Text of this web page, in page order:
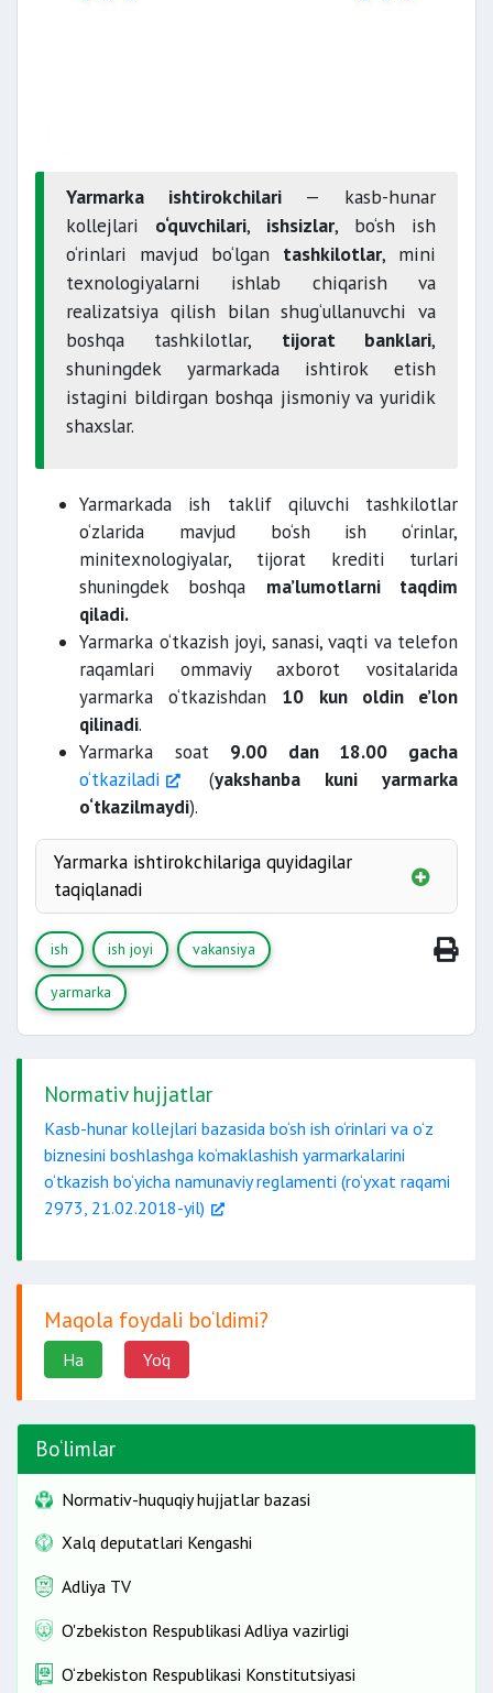
Yarmarka ishtirokchilari— kasb-hunar
kollejlari o‘quvchilari, ishsizlar, bo‘sh ish
o‘rinlari mavjud bo‘lgan tashkilotlar, mini
texnologiyalarni ishlab chiqarish va
realizatsiya qilish bilan shug‘ullanuvchi va
boshqa tashkilotlar, tijorat banklari,
shuningdek yarmarkada ishtirok etish
istagini bildirgan boshqa jismoniy va yuridik
shaxslar.
Yarmarkada ish taklif qiluvchi tashkilotlar
o‘zlarida mavjud bo‘sh ish o‘rinlar,
minitexnologiyalar, tijorat krediti turlari
shuningdek boshqa ma’lumotlarni taqdim
qiladi.
Yarmarka o‘tkazish joyi, sanasi, vaqti va telefon
raqamlari ommaviy axborot vositalarida
yarmarka o‘tkazishdan 10 kun oldin e’lon
qilinadi.
Yarmarka soat 9.00 dan 18.00 gacha
o‘tkaziladi
(yakshanba kuni yarmarka
o‘tkazilmaydi).
Yarmarka ishtirokchilariga quyidagilar
taqiqlanadi
sog‘lig‘iga xavf tug‘diruvchi
ish ish joyi vakansiya
yarmarka
Normativ hujjatlar
Kasb-hunar kollejlari bazasida bo‘sh ish o‘rinlari va o‘z
biznesini boshlashga ko‘maklashish yarmarkalarini
o‘tkazish bo‘yicha namunaviy reglamenti (ro‘yxat raqami
2973, 21.02.2018-yil)
Maqola foydali bo‘ldimi?
Ha Yo'q
Bo‘limlar
Normativ-huquqiy hujjatlar bazasi
Xalq deputatlari Kengashi
Adliya TV
O'zbekiston Respublikasi Adliya vazirligi
O‘zbekiston Respublikasi Konstitutsiyasi